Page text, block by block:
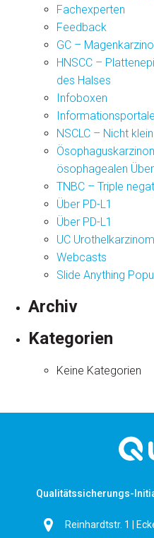
Fachexperten
Feedback
GC –
HNSCC –
des Halses
Infoboxen
Informationsportale
NSCLC – Nicht
ösophagealen
TNBC – Triple
Über PD-L1
Über PD-L1
UC Urothelkarzinom
Webcasts
Slide Anything
Archiv
Kategorien
Keine Kategorien
Qualitätssicherungs-
Reinhardtstr. 1 |